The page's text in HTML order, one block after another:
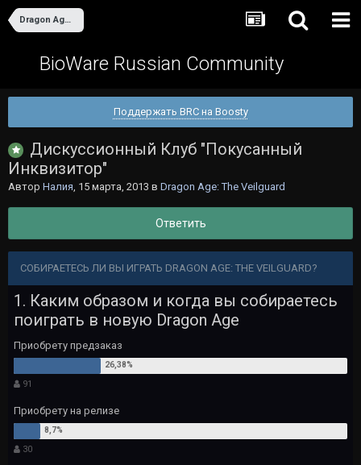
Dragon Age: The Veilguard
BioWare Russian Community
Поддержать BRC на Boosty
Дискуссионный Клуб "Покусанный
Инквизитор"
Автор Налия, 15 марта, 2013 в Dragon Age: The Veilguard
Ответить
СОБИРАЕТЕСЬ ЛИ ВЫ ИГРАТЬ DRAGON AGE: THE VEILGUARD?
1. Каким образом и когда вы собираетесь
поиграть в новую Dragon Age
Приобрету предзаказ
91
Приобрету на релизе
30